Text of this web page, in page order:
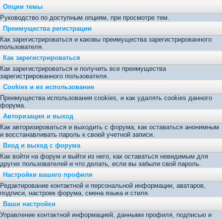
Опции темы
Руководство по доступным опциям, при просмотре тем.
Преимущества регистрации
Как зарегистрироваться и каковы преимущества зарегистрированного
пользователя.
Как зарегистрироваться
Как зарегистрироваться и получить все преимущества
зарегистрированного пользователя.
Cookies и их использование
Преимущества использования cookies, и как удалять cookies данного
форума.
Авторизация и выход
Как авторизироваться и выходить с форума, как оставаться анонимным
и восстанавливать пароль к своей учетной записи.
Вход и выход с форума
Как войти на форум и выйти из него, как оставаться невидимым для
других пользователей и что делать, если вы забыли свой пароль.
Настройки вашего профиля
Редактирование контактной и персональной информации, аватаров,
подписи, настроек форума, смена языка и стиля.
Ваши настройки
Управление контактной информацией, данными профиля, подписью и